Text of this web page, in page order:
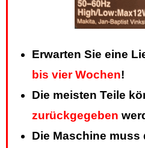
Erwarten Sie eine
bis vier Wochen!
Die meisten Teile
zurückgegeben
Die Maschine muss